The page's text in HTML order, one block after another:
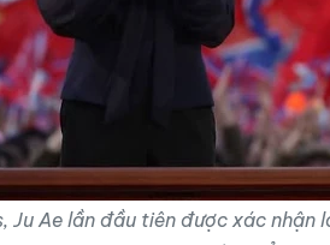
, Ju Ae lần đầu tiên được xác nhận